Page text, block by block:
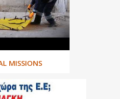
MISSIONS